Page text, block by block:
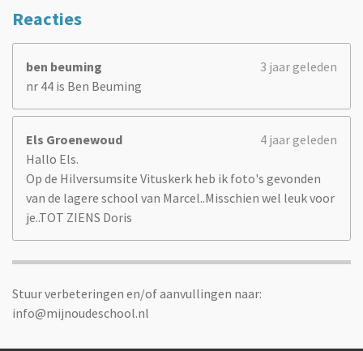
Reacties
ben beuming
3 jaar geleden
nr 44 is Ben Beuming
Els Groenewoud
4 jaar geleden
Hallo Els.
Op de Hilversumsite Vituskerk heb ik foto's gevonden
van de lagere school van Marcel..Misschien wel leuk voor
je..TOT ZIENS Doris
Stuur verbeteringen en/of aanvullingen naar:
info@mijnoudeschool.nl